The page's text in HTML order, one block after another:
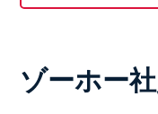
ゾーホー